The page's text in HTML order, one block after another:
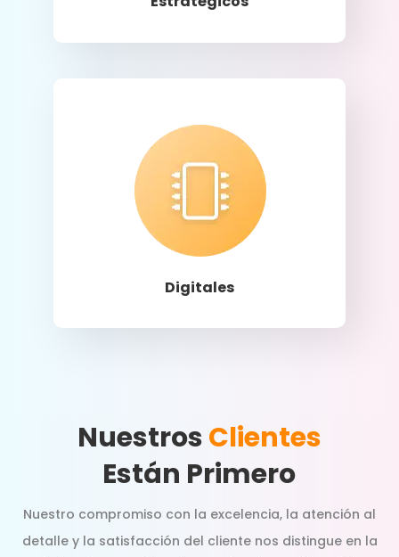
Digitales
Llamar
NuestrosClientes
Están Primero
Nuestro compromiso con la excelencia, la atención al
detalle y la satisfacción del cliente nos distingue en la